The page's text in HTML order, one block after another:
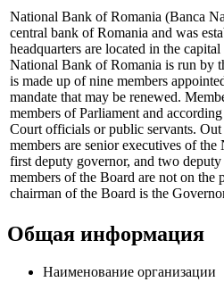
Профиль
National Bank of Romania (Banca
central bank of Romania and was
headquarters are located in the
National Bank of Romania is run by
is made up of nine members
mandate that may be renewed.
members of Parliament and
Court officials or public servants. Out
first deputy governor, and two
members of the Board are not on the